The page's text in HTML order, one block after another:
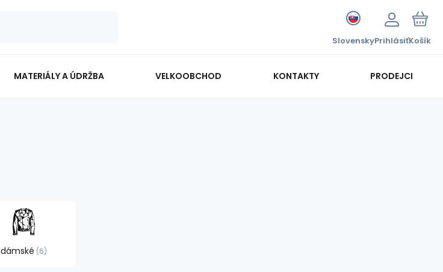
SlovenskyPrihlásiťKošík
MATERIÁLY A ÚDRŽBA VELKOOBCHOD KONTAKTY PRODEJCI
dámské 6